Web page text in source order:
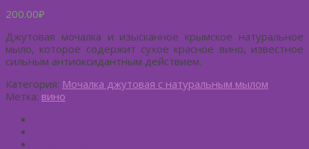
200.00₽
Джутовая мочалка и изысканное крымское натуральное
мыло, которое содержит сухое красное вино, известное
сильным антиоксидантным действием.
Категория: Мочалка джутовая с натуральным мылом
Метка: вино